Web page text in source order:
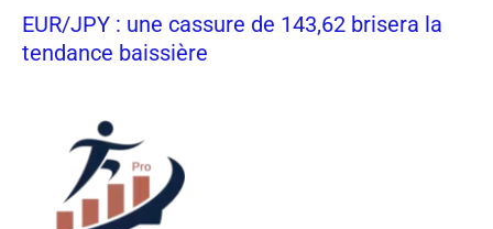
EUR/JPY : une cassure de 143,62 brisera la
tendance baissière